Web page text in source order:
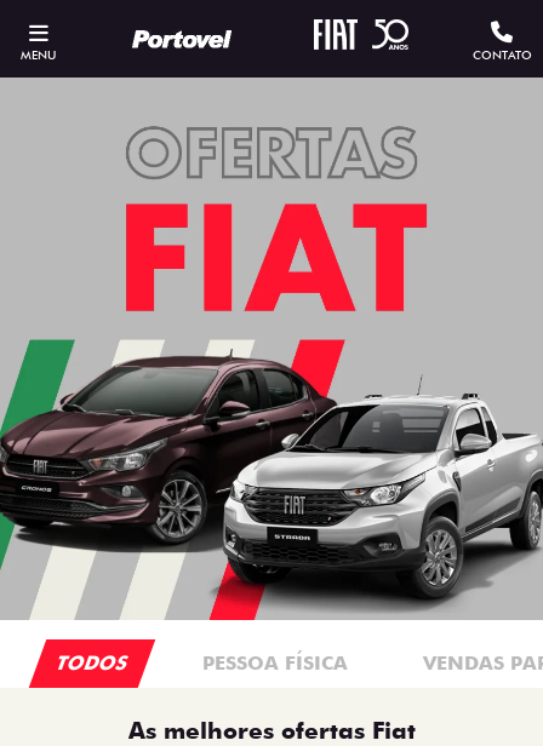
MENU CONTATO
TODOS PESSOA FÍSICA VENDAS
As melhores ofertas Fiat